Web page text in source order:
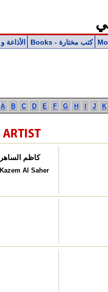
Radio & TV الأذاعة و Books - كتب مختارة
A B C D E F G H J K
كاظم الساهر
Kazem Al Saher